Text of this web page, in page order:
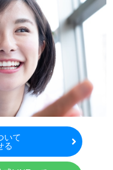
いて
る